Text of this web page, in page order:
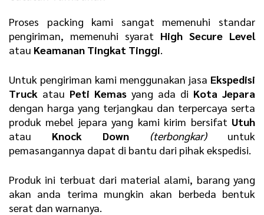
Proses packing kami sangat memenuhi standar
pengiriman, memenuhi syarat High Secure Level
atau Keamanan Tingkat Tinggi.
Untuk pengiriman kami menggunakan jasa Ekspedisi
Truck atau Peti Kemas yang ada di Kota Jepara
dengan harga yang terjangkau dan terpercaya serta
produk mebel jepara yang kami kirim bersifat Utuh
atau Knock Down (terbongkar)untuk
pemasangannya dapat di bantu dari pihak ekspedisi.
Produk ini terbuat dari material alami, barang yang
akan anda terima mungkin akan berbeda bentuk
serat dan warnanya.